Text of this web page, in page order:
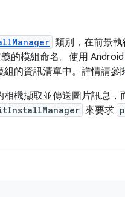
類別，在前景執
的模組命名。使用
的資訊清單中。詳情請參
機擷取並傳送圖片訊息，
來要求